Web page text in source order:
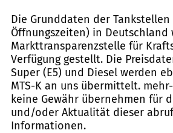
Die Grunddaten der Tankstellen
Öffnungszeiten) in Deutschland
Markttransparenzstelle für
Verfügung gestellt. Die
Super (E5) und Diesel werden
MTS-K an uns übermittelt.
keine Gewähr übernehmen für
und/oder Aktualität dieser
Informationen.